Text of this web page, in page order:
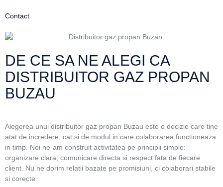
Contact
DE CE SA NE ALEGI CA
DISTRIBUITOR GAZ PROPAN
BUZAU
Alegerea unui distribuitor gaz propan Buzau este o decizie care tine
atat de incredere, cat si de modul in care colaborarea functioneaza
in timp. Noi ne-am construit activitatea pe principii simple:
organizare clara, comunicare directa si respect fata de fiecare
client. Nu ne dorim relatii bazate pe promisiuni, ci colaborari stabile
si corecte.